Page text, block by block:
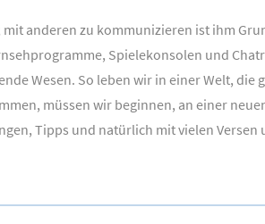
mit anderen zu kommunizieren ist ihm
Spielekonsolen und
Wesen. So leben wir in einer Welt,
müssen wir beginnen, an einer
Tipps und natürlich mit vielen Versen